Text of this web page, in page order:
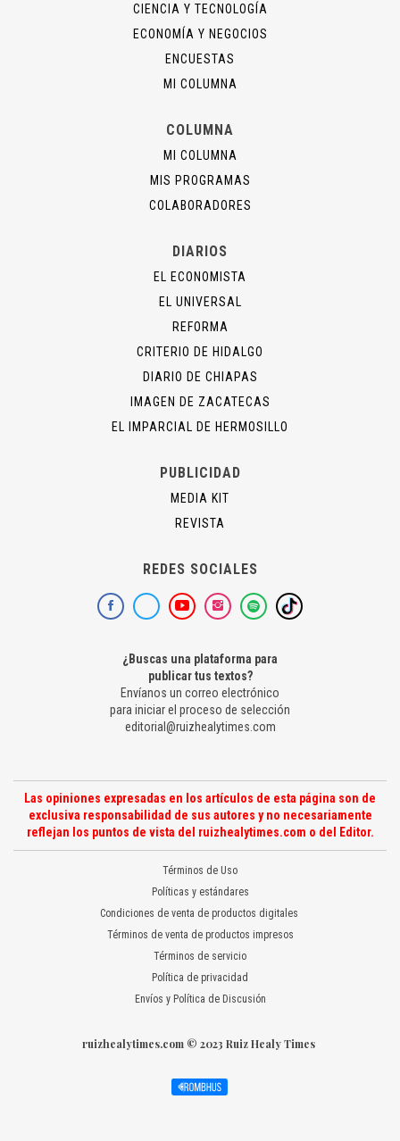
CIENCIA Y TECNOLOGÍA
ECONOMÍA Y NEGOCIOS
ENCUESTAS
MI COLUMNA
COLUMNA
MI COLUMNA
MIS PROGRAMAS
COLABORADORES
DIARIOS
EL ECONOMISTA
EL UNIVERSAL
REFORMA
CRITERIO DE HIDALGO
DIARIO DE CHIAPAS
IMAGEN DE ZACATECAS
EL IMPARCIAL DE HERMOSILLO
PUBLICIDAD
MEDIA KIT
REVISTA
REDES SOCIALES
¿Buscas una plataforma para
publicar tus textos?
Envíanos un correo electrónico
para iniciar el proceso de selección
editorial@ruizhealytimes.com
Las opiniones expresadas en los artículos de esta página son de
exclusiva responsabilidad de sus autores y no necesariamente
reflejan los puntos de vista del ruizhealytimes.com o del Editor.
Términos de Uso
Políticas y estándares
Condiciones de venta de productos digitales
Términos de venta de productos impresos
Términos de servicio
Política de privacidad
Envíos y Política de Discusión
ruizhealytimes.com © 2023 Ruiz Healy Times